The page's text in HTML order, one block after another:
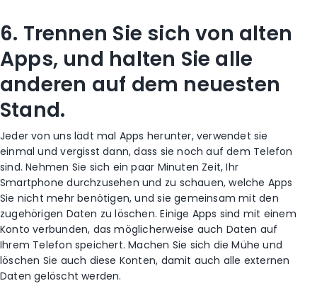
6. Trennen Sie sich von alten
Apps, und halten Sie alle
anderen auf dem neuesten
Stand.
Jeder von uns lädt mal Apps herunter, verwendet sie
einmal und vergisst dann, dass sie noch auf dem Telefon
sind. Nehmen Sie sich ein paar Minuten Zeit, Ihr
Smartphone durchzusehen und zu schauen, welche Apps
Sie nicht mehr benötigen, und sie gemeinsam mit den
zugehörigen Daten zu löschen. Einige Apps sind mit einem
Konto verbunden, das möglicherweise auch Daten auf
Ihrem Telefon speichert. Machen Sie sich die Mühe und
löschen Sie auch diese Konten, damit auch alle externen
Daten gelöscht werden.